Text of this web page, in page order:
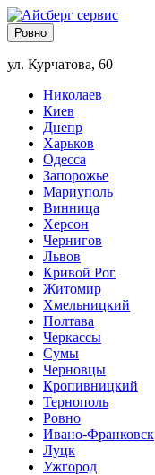
Ровно
ул. Курчатова, 60
Николаев
Киев
Днепр
Харьков
Одесса
Запорожье
Мариуполь
Винница
Херсон
Чернигов
Львов
Кривой Рог
Житомир
Хмельницкий
Полтава
Черкассы
Сумы
Черновцы
Кропивницкий
Тернополь
Ровно
Ивано-Франковск
Луцк
Ужгород